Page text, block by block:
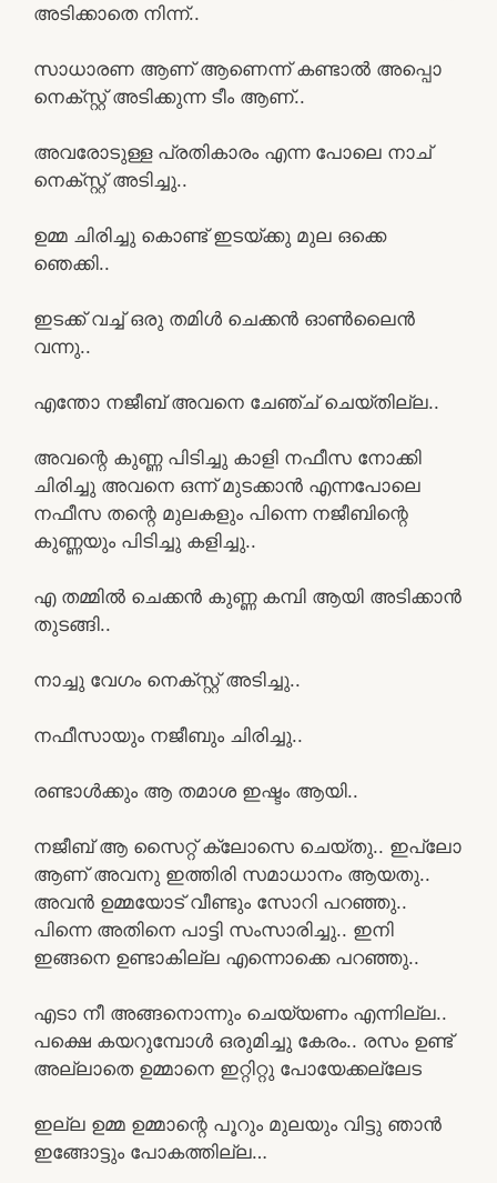
അടിക്കാതെ നിന്ന്..
സാധാരണ ആണ് ആണെന്ന് കണ്ടാൽ അപ്പൊ
നെക്സ്റ്റ് അടിക്കുന്ന ടീം ആണ്..
അവരോടുള്ള പ്രതികാരം എന്ന പോലെ നാച്
നെക്സ്റ്റ് അടിച്ചു..
ഉമ്മ ചിരിച്ചു കൊണ്ട് ഇടയ്ക്കു മുല ഒക്കെ
ഞെക്കി..
ഇടക്ക് വച്ച് ഒരു തമിൾ ചെക്കൻ ഓൺലൈൻ
വന്നു..
എന്തോ നജീബ് അവനെ ചേഞ്ച് ചെയ്തില്ല..
അവന്റെ കുണ്ണ പിടിച്ചു കാളി നഫീസ നോക്കി
ചിരിച്ചു അവനെ ഒന്ന് മുടക്കാൻ എന്നപോലെ
നഫീസ തന്റെ മുലകളും പിന്നെ നജീബിന്റെ
കുണ്ണയും പിടിച്ചു കളിച്ചു..
എ തമ്മിൽ ചെക്കൻ കുണ്ണ കമ്പി ആയി അടിക്കാൻ
തുടങ്ങി..
നാച്ചു വേഗം നെക്സ്റ്റ് അടിച്ചു..
നഫീസായും നജീബും ചിരിച്ചു..
രണ്ടാൾക്കും ആ തമാശ ഇഷ്ടം ആയി..
നജീബ് ആ സൈറ്റ് ക്ലോസെ ചെയ്തു.. ഇപ്ലോ
ആണ് അവനു ഇത്തിരി സമാധാനം ആയതു..
അവൻ ഉമ്മയോട് വീണ്ടും സോറി പറഞ്ഞു..
പിന്നെ അതിനെ പാട്ടി സംസാരിച്ചു.. ഇനി
ഇങ്ങനെ ഉണ്ടാകില്ല എന്നൊക്കെ പറഞ്ഞു..
എടാ നീ അങ്ങനൊന്നും ചെയ്യണം എന്നില്ല..
പക്ഷെ കയറുമ്പോൾ ഒരുമിച്ചു കേരം.. രസം ഉണ്ട്
അല്ലാതെ ഉമ്മാനെ ഇറ്റിറ്റു പോയേക്കല്ലേട
ഇല്ല ഉമ്മ ഉമ്മാന്റെ പൂറും മുലയും വിട്ടു ഞാൻ
ഇങ്ങോട്ടും പോകത്തില്ല…